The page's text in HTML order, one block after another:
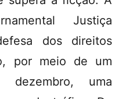
Justiça
dos direitos
por meio de um
uma